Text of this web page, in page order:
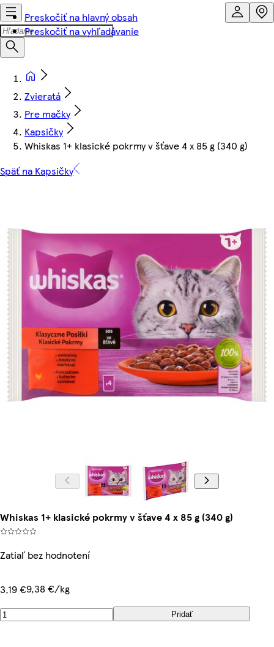
Preskočiť na hlavný obsah
Preskočiť na vyhľadávanie
Zvieratá
Pre mačky
Kapsičky
Whiskas 1+ klasické pokrmy v šťave 4 x 85 g (340 g)
Späť na Kapsičky
Whiskas 1+ klasické pokrmy v šťave 4 x 85 g (340 g)
Zatiaľ bez hodnotení
3,19 €9,38 €/kg
Pridať